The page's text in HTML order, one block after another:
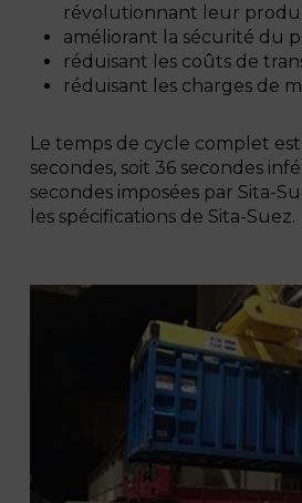
révolutionnant leur
améliorant la sécurité du
réduisant les coûts de
réduisant les charges de
Le temps de cycle complet
secondes, soit 36 secondes
secondes imposées par Sita-
les spécifications de Sita-Suez.